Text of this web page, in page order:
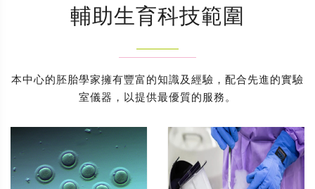
輔助生育科技範圍
本中心的胚胎學家擁有豐富的知識及經驗，配合先進的實驗
室儀器，以提供最優質的服務。